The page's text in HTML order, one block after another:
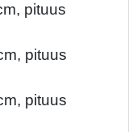
pituus
pituus
pituus